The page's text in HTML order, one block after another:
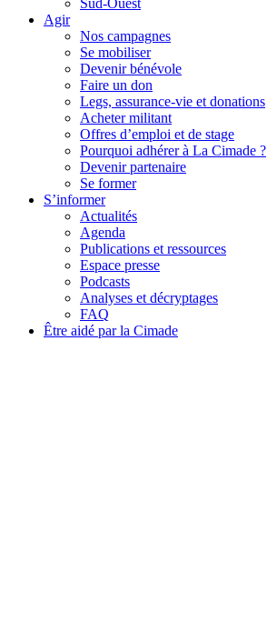
Sud-Ouest
Agir
Nos campagnes
Se mobiliser
Devenir bénévole
Faire un don
Legs, assurance-vie et donations
Acheter militant
Offres d’emploi et de stage
Pourquoi adhérer à La Cimade ?
Devenir partenaire
Se former
S’informer
Actualités
Agenda
Publications et ressources
Espace presse
Podcasts
Analyses et décryptages
FAQ
Être aidé par la Cimade